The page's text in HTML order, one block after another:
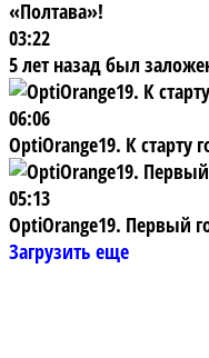
03:22
5 лет назад был
06:06
OptiOrange19. К старту
05:13
OptiOrange19. Первый
Загрузить еще